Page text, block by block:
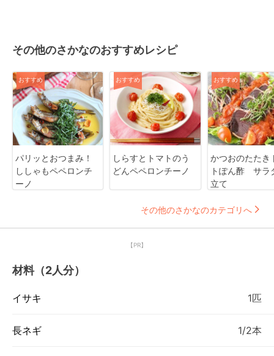
その他のさかなのおすすめレシピ
おすすめ
パリッとおつまみ！
ししゃもペペロンチ
ーノ
おすすめ
しらすとトマトのう
どんペペロンチーノ
おすすめ
かつおのたたき
トぽん酢 サラ
立て
その他のさかなのカテゴリへ
【PR】
材料（2人分）
イサキ 1匹
長ネギ 1/2本